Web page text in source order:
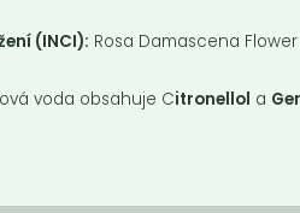
(INCI): Rosa Damascena
voda obsahuje Citronellol a